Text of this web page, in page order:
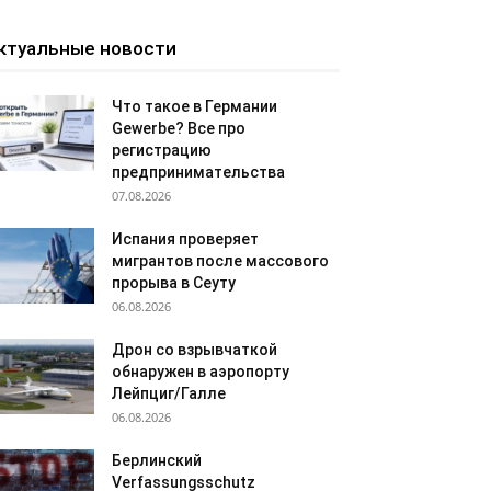
новости
Что такое в Германии
Gewerbe? Все про
регистрацию
предпринимательства
07.08.2026
Испания проверяет
мигрантов после массового
прорыва в Сеуту
06.08.2026
Дрон со взрывчаткой
обнаружен в аэропорту
Лейпциг/Галле
06.08.2026
Берлинский
Verfassungsschutz